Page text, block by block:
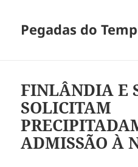
Pegadas do
FINLÂNDIA E
SOLICITAM
ADMISSÃO À